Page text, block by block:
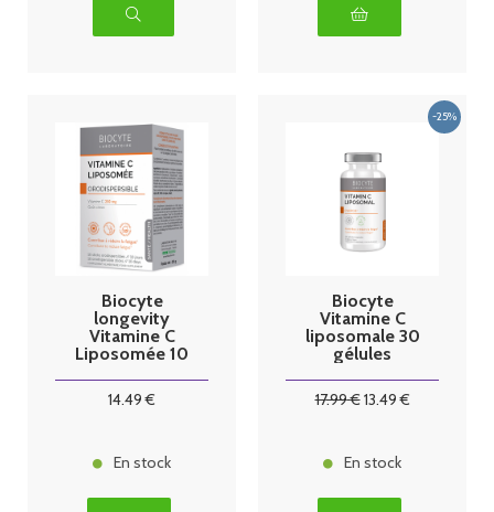
Biocyte
longevity
Vitamine C
Liposomée 10
14.49 €
En stock
Biocyte
Vitamine C
liposomale 30
gélules
17.99€13.49€
En stock